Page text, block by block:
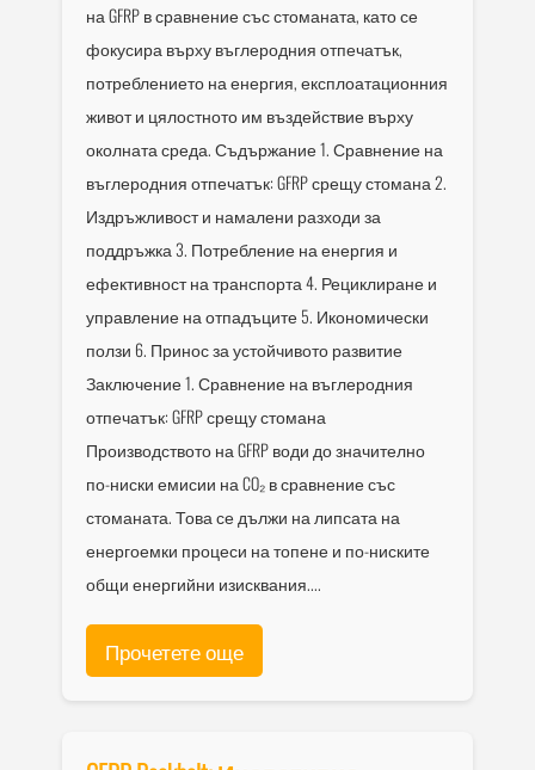
на GFRP в сравнение със стоманата, като се
фокусира върху въглеродния отпечатък,
потреблението на енергия, експлоатационния
живот и цялостното им въздействие върху
околната среда. Съдържание 1. Сравнение на
въглеродния отпечатък: GFRP срещу стомана 2.
Издръжливост и намалени разходи за
поддръжка 3. Потребление на енергия и
ефективност на транспорта 4. Рециклиране и
управление на отпадъците 5. Икономически
ползи 6. Принос за устойчивото развитие
Заключение 1. Сравнение на въглеродния
отпечатък: GFRP срещу стомана
Производството на GFRP води до значително
по-ниски емисии на CO₂ в сравнение със
стоманата. Това се дължи на липсата на
енергоемки процеси на топене и по-ниските
общи енергийни изисквания....
Прочетете още